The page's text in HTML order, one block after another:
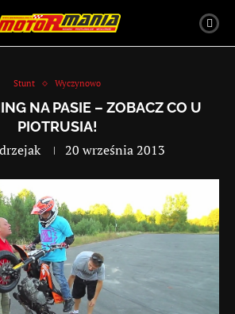
Stunt Wyczynowo
NA PASIE – ZOBACZ CO U
PIOTRUSIA!
20 września 2013